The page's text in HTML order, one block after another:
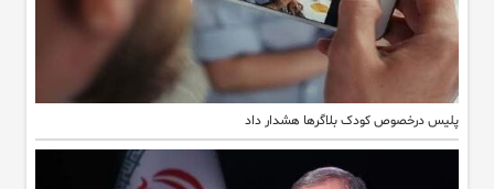
پلیس درخصوص کودک بلاگرها هشدار داد